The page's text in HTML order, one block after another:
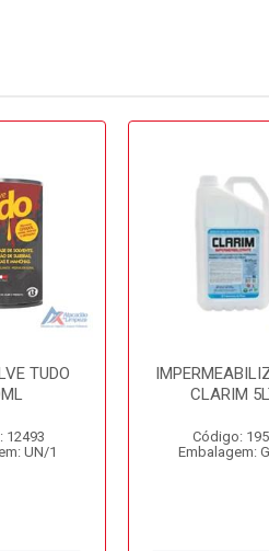
TUDO
12493
UN/1
CLARIM
Código:
Embalagem: